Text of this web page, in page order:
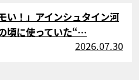
い！」アインシュタイン河
頃に使っていた“…
2026.07.30